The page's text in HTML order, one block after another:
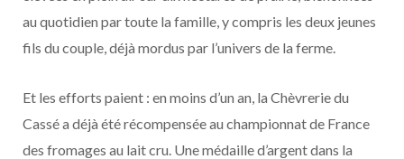
au quotidien par toute la famille, y compris les deux jeunes
fils du couple, déjà mordus par l’univers de la ferme.
Et les efforts paient : en moins d’un an, la Chèvrerie du
Cassé a déjà été récompensée au championnat de France
des fromages au lait cru. Une médaille d’argent dans la